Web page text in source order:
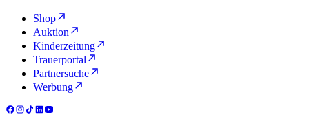
Shop
Auktion
Kinderzeitung
Trauerportal
Partnersuche
Werbung